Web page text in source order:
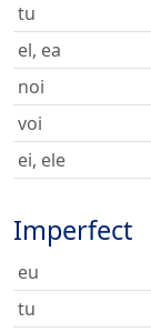
tu
el, ea
noi
voi
ei, ele
Imperfect
eu
tu